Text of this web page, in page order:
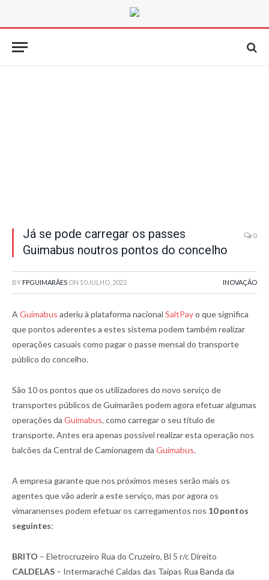
Já se pode carregar os passes
Guimabus noutros pontos do concelho
0
BY FPGUIMARÃES ON 10 JULHO, 2022 INOVAÇÃO
A Guimabus aderiu à plataforma nacional SaltPayo que significa
que pontos aderentes a estes sistema podem também realizar
operações casuais como pagar o passe mensal do transporte
público do concelho.
São 10 os pontos que os utilizadores do novo serviço de
transportes públicos de Guimarães podem agora efetuar algumas
operações da Guimabus, como carregar o seu título de
transporte. Antes era apenas possível realizar esta operação nos
balcões da Central de Camionagem da Guimabus.
A empresa garante que nos próximos meses serão mais os
agentes que vão aderir a este serviço, mas por agora os
vimaranenses podem efetuar os carregamentos nos 10 pontos
seguintes:
BRITO – Eletrocruzeiro Rua do Cruzeiro, Bl 5 r/c Direito
CALDELAS – Intermaraché Caldas das Taipas Rua Banda da